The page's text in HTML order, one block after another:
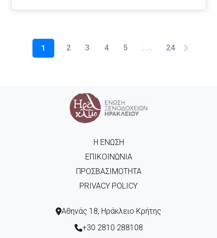
1 2 3 4 5 . . . 24
Η ΈΝΩΣΗ
ΕΠΙΚΟΙΝΩΝΊΑ
ΠΡΟΣΒΑΣΙΜΌΤΗΤΑ
PRIVACY POLICY
Αθηνάς 18, Ηράκλειο Κρήτης
+30 2810 288108